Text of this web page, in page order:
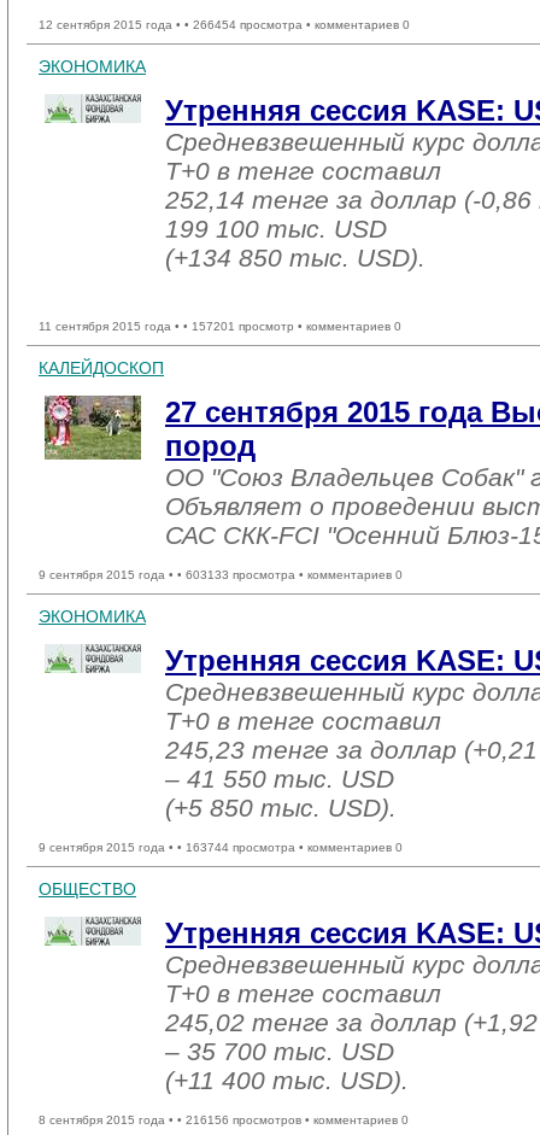
12 сентября 2015 года • • 266454 просмотра • комментариев 0
ЭКОНОМИКА
Утренняя сессия KASE:
Средневзвешенный курс
T+0 в тенге составил
252,14 тенге за доллар (-
199 100 тыс. USD
(+134 850 тыс. USD).
11 сентября 2015 года • • 157201 просмотр • комментариев 0
КАЛЕЙДОСКОП
27 сентября 2015 года
пород
ОО "Союз Владельцев Собак"
Объявляет о проведении
САС СКК-FCI "Осенний Блюз-
9 сентября 2015 года • • 603133 просмотра • комментариев 0
ЭКОНОМИКА
Утренняя сессия KASE:
Средневзвешенный курс
T+0 в тенге составил
245,23 тенге за доллар
– 41 550 тыс. USD
(+5 850 тыс. USD).
9 сентября 2015 года • • 163744 просмотра • комментариев 0
ОБЩЕСТВО
Утренняя сессия KASE:
Средневзвешенный курс
T+0 в тенге составил
245,02 тенге за доллар
– 35 700 тыс. USD
(+11 400 тыс. USD).
8 сентября 2015 года • • 216156 просмотров • комментариев 0